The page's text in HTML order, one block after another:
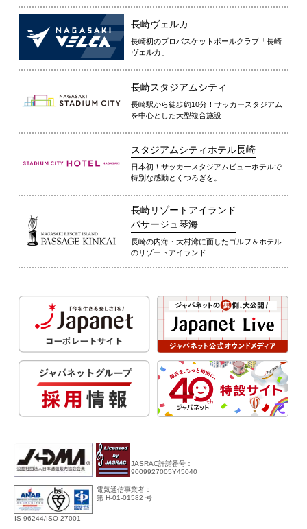
長崎ヴェルカ
長崎初のプロバスケットボールクラブ「長崎
ヴェルカ」
長崎スタジアムシティ
長崎駅から徒歩約10分！サッカースタジアム
を中心とした大型複合施設
スタジアムシティホテル長崎
日本初！サッカースタジアムビューホテルで
特別な感動とくつろぎを。
長崎リゾートアイランド
パサージュ琴海
長崎の内海・大村湾に面したゴルフ＆ホテル
のリゾートアイランド
JASRAC許諾番号：
9009927005Y45040
IS 96244/ISO 27001
電気通信事業者：
第 H-01-01582 号